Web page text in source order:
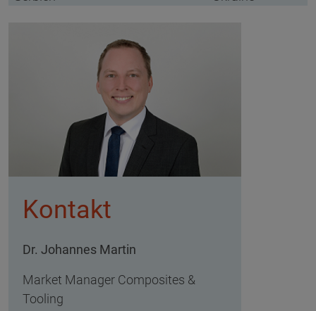
Kontakt
Dr. Johannes Martin
Market Manager Composites &
Tooling